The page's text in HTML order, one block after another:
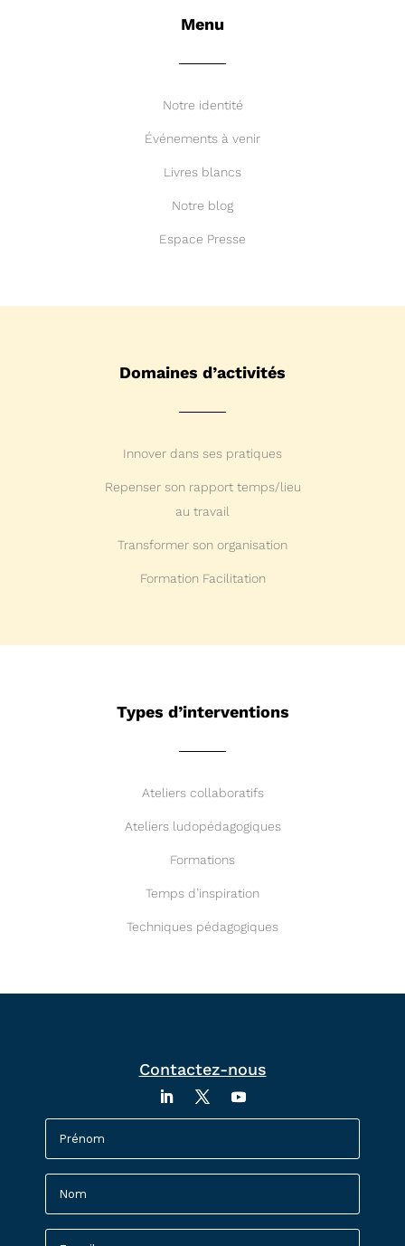
Menu
Notre identité
Événements à venir
Livres blancs
Notre blog
Espace Presse
Domaines d’activités
Innover dans ses pratiques
Repenser son rapport temps/lieu
au travail
Transformer son organisation
Formation Facilitation
Types d’interventions
Ateliers collaboratifs
Ateliers ludopédagogiques
Formations
Temps d’inspiration
Techniques pédagogiques
Contactez-nous